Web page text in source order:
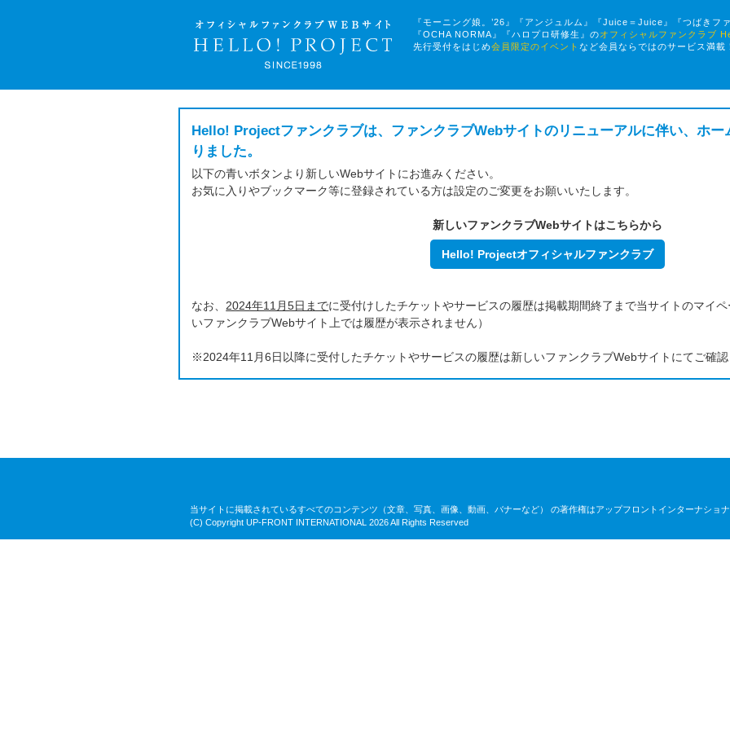
『モーニング娘。’26』『アンジュルム』『Juice＝Juice』『つばきフ
『OCHA NORMA』『ハロプロ研修生』のオフィシャルファンクラブ
先行受付をはじめ会員限定のイベント など会員ならではのサービス満載！
Hello! Projectファンクラブは、ファンクラブWebサイトのリニューアルに伴い、ホー
りました。
以下の青いボタンより新しいWebサイトにお進みください。
お気に入りやブックマーク等に登録されている方は設定のご変更をお願いいたします。
新しいファンクラブWebサイトはこちらから
Hello! Projectオフィシャルファンクラブ
なお、 2024年11月5日までに受付けしたチケットやサービスの履歴は掲載期間終了まで当サイトのマイ
いファンクラブWebサイト上では履歴が表示されません）
※2024年11月6日以降に受付したチケットやサービスの履歴は新しいファンクラブWebサイトにてご確認
当サイトに掲載されているすべてのコンテンツ（文章、写真、画像、動画、バナーなど） の著作権はアップフロントインターナショナ
(C) Copyright UP-FRONT INTERNATIONAL 2026 All Rights Reserved